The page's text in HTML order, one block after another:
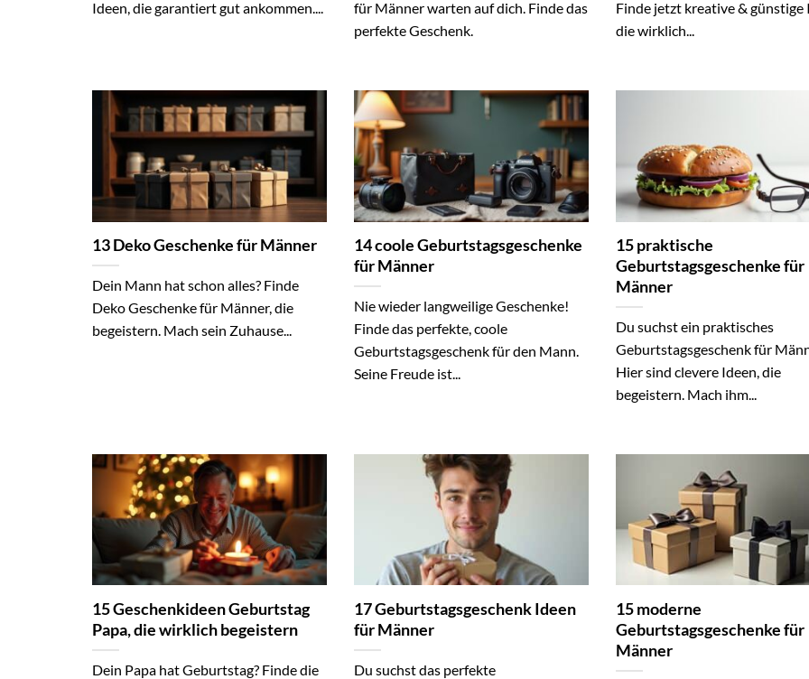
Ideen, die garantiert gut ankommen....
für Männer warten auf dich. Finde das
perfekte Geschenk.
Finde jetzt kreative & günstige
die wirklich...
13 Deko Geschenke für Männer
Dein Mann hat schon alles? Finde
Deko Geschenke für Männer, die
begeistern. Mach sein Zuhause...
14 coole Geburtstagsgeschenke
für Männer
Nie wieder langweilige Geschenke!
Finde das perfekte, coole
Geburtstagsgeschenk für den Mann.
Seine Freude ist...
15 praktische
Geburtstagsgeschenke für
Männer
Du suchst ein praktisches
Geburtstagsgeschenk für
Hier sind clevere Ideen, die
begeistern. Mach ihm...
15 Geschenkideen Geburtstag
Papa, die wirklich begeistern
Dein Papa hat Geburtstag? Finde die
17 Geburtstagsgeschenk Ideen
für Männer
Du suchst das perfekte
15 moderne
Geburtstagsgeschenke für
Männer